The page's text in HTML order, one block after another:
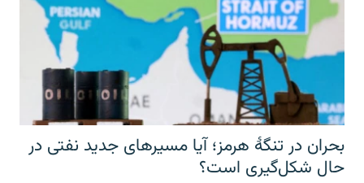
بحران در تنگهٔ هرمز؛ آیا مسیرهای جدید نفتی در
حال شکل‌گیری است؟